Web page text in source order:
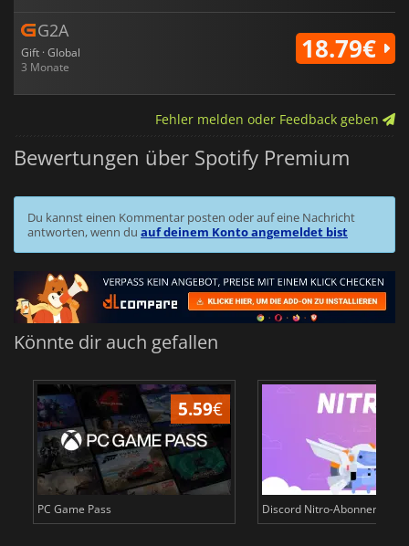
G2A
Gift · Global
3 Monate
18.79€
Fehler melden oder Feedback geben
Bewertungen über Spotify Premium
Du kannst einen Kommentar posten oder auf eine Nachricht
antworten, wenn du auf deinem Konto angemeldet bist
Könnte dir auch gefallen
5.59€
PC Game Pass Discord Nitro-